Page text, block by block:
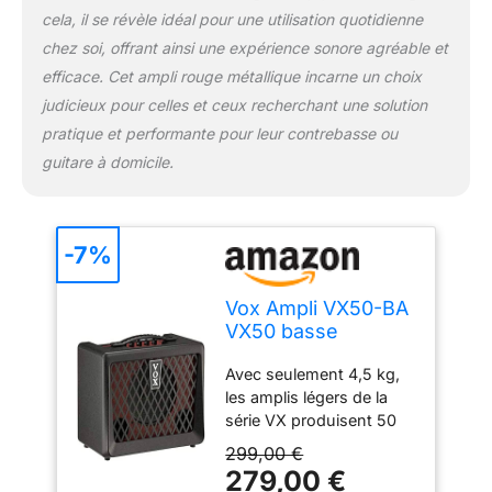
cela, il se révèle idéal pour une utilisation quotidienne
chez soi, offrant ainsi une expérience sonore agréable et
efficace. Cet ampli rouge métallique incarne un choix
judicieux pour celles et ceux recherchant une solution
pratique et performante pour leur contrebasse ou
guitare à domicile.
Vox Ampli VX50-BA
VX50 basse
Avec seulement 4,5 kg,
les amplis légers de la
série VX produisent 50
W de puissance
fournissent un ampli
299,00 €
279,00 €
-7%